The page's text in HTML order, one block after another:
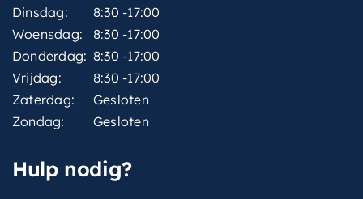
Dinsdag:
8:30 -17:00
Woensdag:
8:30 -17:00
Donderdag: 8:30 -17:00
Vrijdag:
8:30 -17:00
Zaterdag:
Gesloten
Zondag:
Gesloten
Hulp nodig?